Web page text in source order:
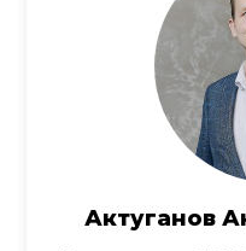
Актуганов